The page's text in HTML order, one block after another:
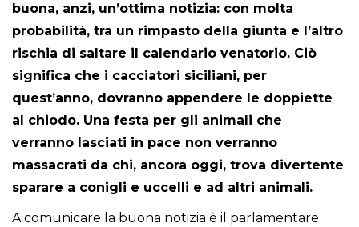
buona, anzi, un’ottima notizia: con molta
probabilità, tra un rimpasto della giunta e l’altro
rischia di saltare il calendario venatorio. Ciò
significa che i cacciatori siciliani, per
quest’anno, dovranno appendere le doppiette
al chiodo. Una festa per gli animali che
verranno lasciati in pace non verranno
massacrati da chi, ancora oggi, trova divertente
sparare a conigli e uccelli e ad altri animali.
A comunicare la buona notizia è il parlamentare